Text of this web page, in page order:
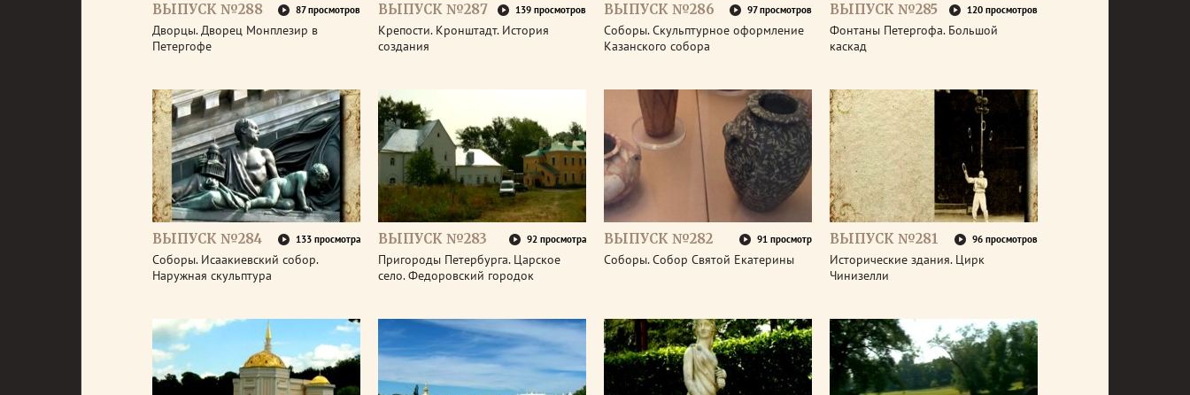
ВЫПУСК №288 87 просмотров
Дворцы. Дворец Монплезир в
Петергофе
ВЫПУСК №287 139 просмотров
Крепости. Кронштадт. История
создания
ВЫПУСК №286 97 просмотров
Соборы. Скульптурное оформление
Казанского собора
ВЫПУСК №285 120 просмотров
Фонтаны Петергофа. Большой
каскад
ВЫПУСК №284 133 просмотра
Соборы. Исаакиевский собор.
Наружная скульптура
ВЫПУСК №283 92 просмотра
Пригороды Петербурга. Царское
село. Федоровский городок
ВЫПУСК №282 91 просмотр
Соборы. Собор Святой Екатерины
ВЫПУСК №281 96 просмотров
Исторические здания. Цирк
Чинизелли